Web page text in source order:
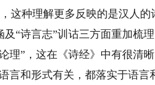
这种理解更多反映的是汉人
及“诗言志”训诂三方面重加梳
理”，这在《诗经》中有很清
言和形式有关，都落实于语